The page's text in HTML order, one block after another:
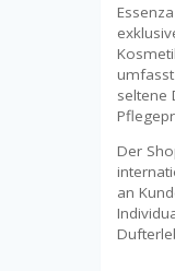
seltene
Der
an